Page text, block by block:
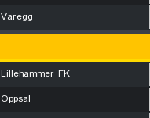
Varegg
Lillehammer FK
Oppsal